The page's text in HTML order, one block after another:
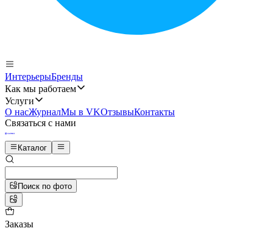
ИнтерьерыБренды
Как мы работаем
Услуги
О насЖурналМы в VKОтзывыКонтакты
Связаться с нами
Каталог
Поиск по фото
Заказы